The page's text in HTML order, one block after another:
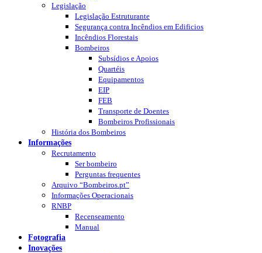
Legislação
Legislação Estruturante
Segurança contra Incêndios em Edificios
Incêndios Florestais
Bombeiros
Subsídios e Apoios
Quartéis
Equipamentos
EIP
FEB
Transporte de Doentes
Bombeiros Profissionais
História dos Bombeiros
Informações
Recrutamento
Ser bombeiro
Perguntas frequentes
Arquivo “Bombeiros.pt”
Informações Operacionais
RNBP
Recenseamento
Manual
Fotografia
Inovações